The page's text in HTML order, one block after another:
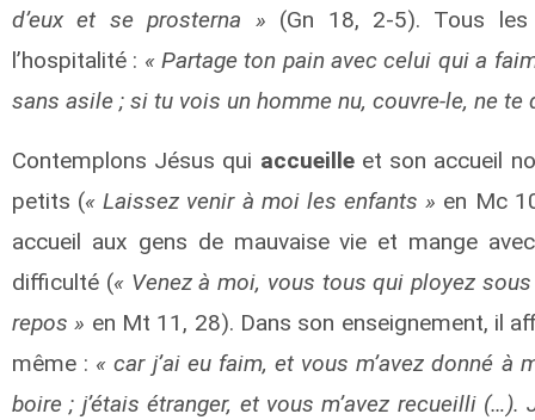
d’eux et se prosterna » (Gn 18, 2-5). Tous les
l’hospitalité : « Partage ton pain avec celui qui a
sans asile ; si tu vois un homme nu, couvre-le, ne
Contemplons Jésus qui accueilleet son accueil
petits (« Laissez venir à moi les enfants » en Mc
accueil aux gens de mauvaise vie et mange
difficulté (« Venez à moi, vous tous qui ployez
repos » en Mt 11, 28). Dans son enseignement, il
même : « car j’ai eu faim, et vous m’avez donné à
boire ; j’étais étranger, et vous m’avez recueilli